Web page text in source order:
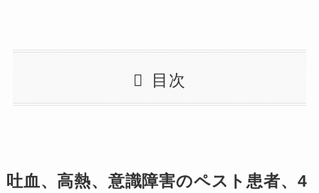
目次
吐血、高熱、意識障害のペスト患者、4